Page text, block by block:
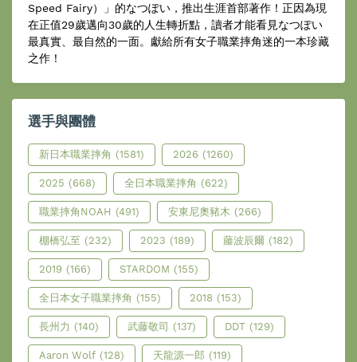
Speed Fairy）」的なつぽい，推出生涯首部著作！正因為現
在正值29歲邁向30歲的人生轉折點，讀者才能看見なつぽい
最真實、最自然的一面。獻給所有女子職業摔角迷的一本珍藏
之作！
選手與團體
新日本職業摔角 (1581) 2026 (1260)
2025 (668) 全日本職業摔角 (622)
職業摔角NOAH (491) 安東尼奧豬木 (266)
棚橋弘至 (232) 2023 (189) 藤波辰爾 (182)
2019 (166) STARDOM (155)
全日本女子職業摔角 (155) 2018 (153)
長州力 (140) 武藤敬司 (137) DDT (129)
Aaron Wolf (128) 天龍源一郎 (119)